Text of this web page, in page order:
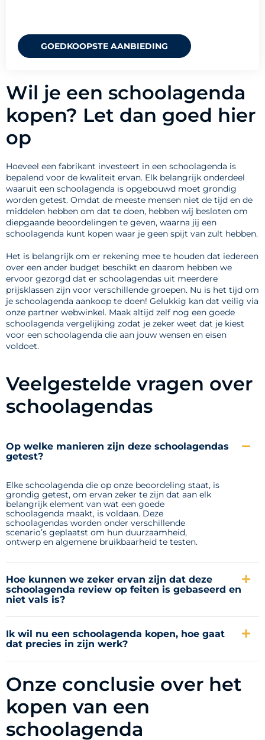
GOEDKOOPSTE AANBIEDING
Wil je een schoolagenda
kopen? Let dan goed hier
op
Hoeveel een fabrikant investeert in een schoolagenda is
bepalend voor de kwaliteit ervan. Elk belangrijk onderdeel
waaruit een schoolagenda is opgebouwd moet grondig
worden getest. Omdat de meeste mensen niet de tijd en de
middelen hebben om dat te doen, hebben wij besloten om
diepgaande beoordelingen te geven, waarna jij een
schoolagenda kunt kopen waar je geen spijt van zult hebben.
Het is belangrijk om er rekening mee te houden dat iedereen
over een ander budget beschikt en daarom hebben we
ervoor gezorgd dat er schoolagendas uit meerdere
prijsklassen zijn voor verschillende groepen. Nu is het tijd om
je schoolagenda aankoop te doen! Gelukkig kan dat veilig via
onze partner webwinkel. Maak altijd zelf nog een goede
schoolagenda vergelijking zodat je zeker weet dat je kiest
voor een schoolagenda die aan jouw wensen en eisen
voldoet.
Veelgestelde vragen over
schoolagendas
Op welke manieren zijn deze schoolagendas
getest?
Elke schoolagenda die op onze beoordeling staat, is
grondig getest, om ervan zeker te zijn dat aan elk
belangrijk element van wat een goede
schoolagenda maakt, is voldaan. Deze
schoolagendas worden onder verschillende
scenario’s geplaatst om hun duurzaamheid,
ontwerp en algemene bruikbaarheid te testen.
Hoe kunnen we zeker ervan zijn dat deze
schoolagenda review op feiten is gebaseerd en
niet vals is?
Ik wil nu een schoolagenda kopen, hoe gaat
dat precies in zijn werk?
Onze conclusie over het
kopen van een
schoolagenda